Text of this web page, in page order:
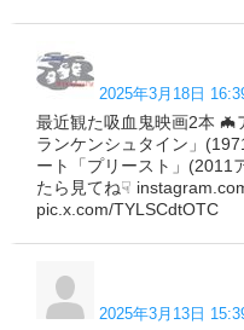
2025年3月18日
最近観た吸血鬼映画2本 🦇
ランケンシュタイン」
ート「プリースト」(2011
たら見てね☟
pic.x.com/TYLSCdtOTC
2025年3月13日